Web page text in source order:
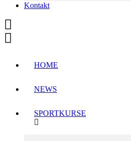
Kontakt
HOME
NEWS
SPORTKURSE